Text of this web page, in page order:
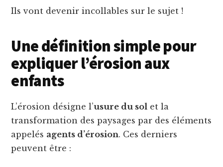
Ils vont devenir incollables sur le sujet !
Une définition simple pour
expliquer l’érosion aux
enfants
L’érosion désigne l’usure du sol et la
transformation des paysages par des éléments
appelés agents d’érosion. Ces derniers
peuvent être :